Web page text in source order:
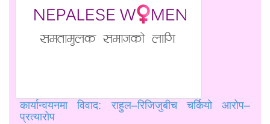
कार्यान्वयनमा विवाद: राहुल–रिजिजुबीच चर्कियो आरोप–
प्रत्यारोप